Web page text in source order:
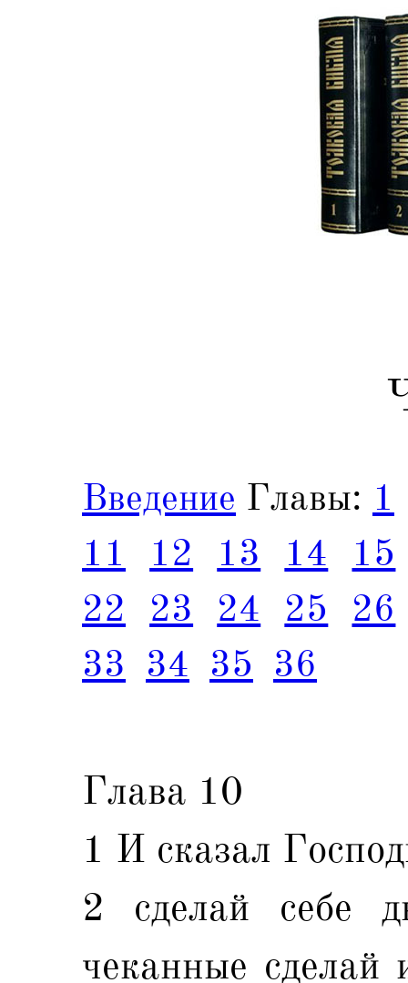
Введение Главы: 1
11
12 13 14
15
22
23 24 25
26
33 34 35 36
Глава 10
1 И сказал
2 сделай себе
чеканные